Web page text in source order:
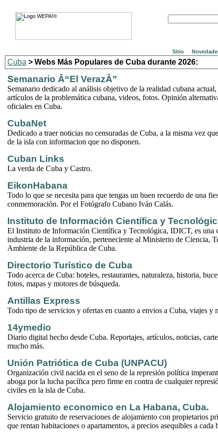
Sitio
Cuba > Webs Más Populares de Cuba durante 2026:
Semanario Â“El VerazÂ”
Semanario dedicado al análisis objetivo de la realidad cubana
artículos de la problemática cubana, videos, fotos. Opinión
oficiales en Cuba.
CubaNet
Dedicado a traer noticias no censuradas de Cuba, a la misma vez
de la isla con informacion que no disponen.
Cuban Links
La verda de Cuba y Castro.
EikonHabana
Todo lo que se necesita para que tengas un buen recuerdo de una
conmemoración. Por el Fotógrafo Cubano Iván Calás.
Instituto de Información Científica y
El Instituto de Información Científica y Tecnológica, IDICT, es una
industria de la información, perteneciente al Ministerio de Ciencia,
Ambiente de la República de Cuba.
Directorio Turístico de Cuba
Todo acerca de Cuba: hoteles, restaurantes, naturaleza, historia,
fotos, mapas y motores de búsqueda.
Antillas Express
Todo tipo de servicios y ofertas en cuanto a envios a Cuba, viajes y
14ymedio
Diario digital hecho desde Cuba. Reportajes, artículos, noticias,
mucho más.
Unión Patriótica de Cuba (UNPACU)
Organización civil nacida en el seno de la represión política
aboga por la lucha pacífica pero firme en contra de cualquier
civiles en la isla de Cuba.
Alojamiento economico en La Habana, Cuba.
Servicio gratuito de reservaciones de alojamiento con propietarios
que rentan habitaciones o apartamentos, a precios asequibles a cada